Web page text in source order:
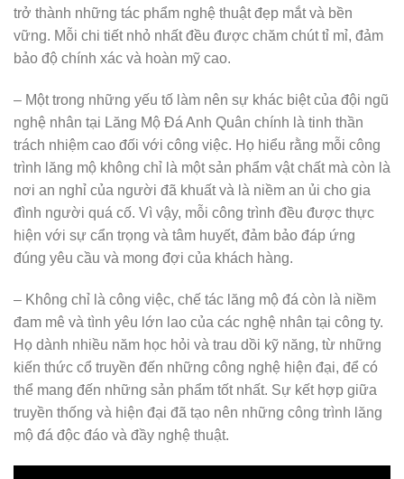
trở thành những tác phẩm nghệ thuật đẹp mắt và bền
vững. Mỗi chi tiết nhỏ nhất đều được chăm chút tỉ mỉ, đảm
bảo độ chính xác và hoàn mỹ cao.
– Một trong những yếu tố làm nên sự khác biệt của đội ngũ
nghệ nhân tại Lăng Mộ Đá Anh Quân chính là tinh thần
trách nhiệm cao đối với công việc. Họ hiểu rằng mỗi công
trình lăng mộ không chỉ là một sản phẩm vật chất mà còn là
nơi an nghỉ của người đã khuất và là niềm an ủi cho gia
đình người quá cố. Vì vậy, mỗi công trình đều được thực
hiện với sự cẩn trọng và tâm huyết, đảm bảo đáp ứng
đúng yêu cầu và mong đợi của khách hàng.
– Không chỉ là công việc, chế tác lăng mộ đá còn là niềm
đam mê và tình yêu lớn lao của các nghệ nhân tại công ty.
Họ dành nhiều năm học hỏi và trau dồi kỹ năng, từ những
kiến thức cổ truyền đến những công nghệ hiện đại, để có
thể mang đến những sản phẩm tốt nhất. Sự kết hợp giữa
truyền thống và hiện đại đã tạo nên những công trình lăng
mộ đá độc đáo và đầy nghệ thuật.